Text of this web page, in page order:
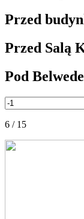
Przed
Przed Salą
Pod
6 / 15